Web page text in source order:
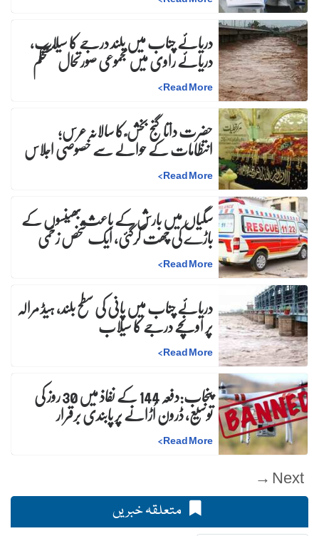
دریائے چناب میں بلند درجے کا سیلاب،
دریائے راوی میں مجموعی صورتحال مستحکم
Read More
>
حضرت داتا گنج بخش ؒ کا سالانہ عرس;
انتظامات کے حوالے سے خصوصی اجلاس
Read More
>
سگیاں میں بارش کے باعث بھینسوں کے
باڑے کی چھت گرگئی، ایک شخص زخمی
Read More
>
دریائے چناب میں پانی کی سطح بلند، ہیڈ مرالہ
پر اونچے درجے کا سیلاب
Read More
>
پنجاب:دفعہ 144 کے نفاذ میں 30 روز کیتوسیع، ڈرون اُڑانے پر پابندی برقرار
Read More
>
متعلقہ خبریں